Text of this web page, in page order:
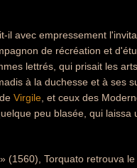
il avec empressement
de récréation et
lettrés, qui prisait les
à la duchesse et à ses
Virgile , et ceux des
peu blasée, qui laissa
(1560), Torquato retrouva